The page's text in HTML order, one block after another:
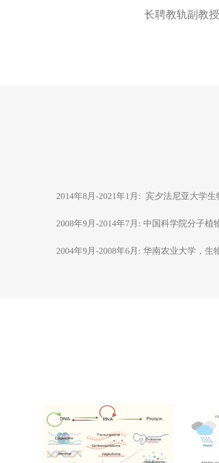
长聘教轨副教授
2014年8月-2021年1月: 宾夕法尼亚大学
2008年9月-2014年7月: 中国科学院分子
2004年9月-2008年6月: 华南农业大学，生